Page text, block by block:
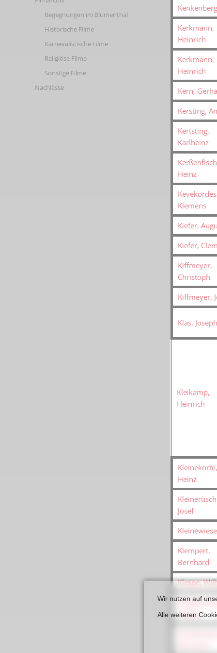
Kerkmann,
Heinrich
Kerkmann;
Heinrich
Kern,
Kersting,
Kertsting,
Karlheinz
Heinz
Klemens
Kiefer,
Kiefer,
Kiffmeyer,
Christoph
Kiffmeyer,
Klas, Joseph
Kleikamp,
Heinrich
Kleinekorte,
Heinz
Josef
Klempert,
Bernhard
Klespe,
Helmut
Begegnungen im Blumenthal
Historische Filme
Karnevalistische Filme
Religiöse Filme
Sonstige Filme
Nachlässe
Wir nutzen auf
Alle weiteren